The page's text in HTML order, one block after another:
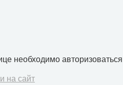
необходимо
на сайт